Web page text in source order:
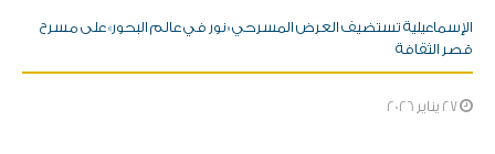
الإسماعيلية تستضيف العرض المسرحي «نور في عالم البحور» على مسرح
قصر الثقافة